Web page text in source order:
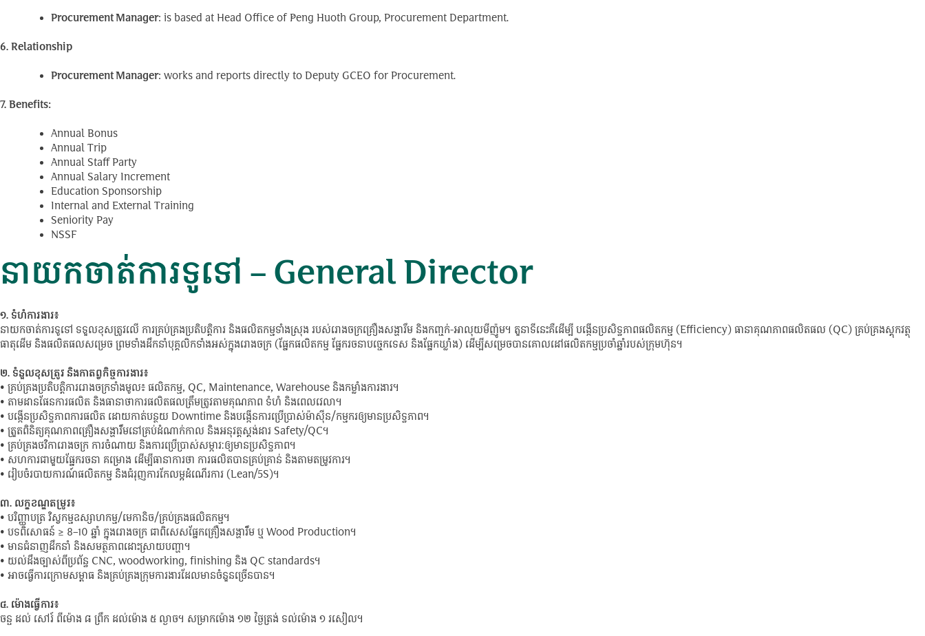
Procurement Manager: is based at Head Office of Peng Huoth Group, Procurement Department.
6. Relationship
Procurement Manager: works and reports directly to Deputy GCEO for Procurement.
7. Benefits:
Annual Bonus
Annual Trip
Annual Staff Party
Annual Salary Increment
Education Sponsorship
Internal and External Training
Seniority Pay
NSSF
នាយកចាត់ការទូទៅ – General Director
១. ទំហំការងារ៖
នាយកចាត់ការទូទៅ ទទួលខុសត្រូវលើ ការគ្រប់គ្រងប្រតិបត្តិការ និងផលិតកម្មទាំងស្រុង របស់រោងចក្រគ្រឿងសង្ហារឹម និងកញ្ចក់-អាលុយមីញ៉ូម។ តួនាទីនេះគឺដើម្បី បង្កើនប្រសិទ្ធភាពផលិតកម្ម (Efficiency) ធានាគុណភាពផលិតផល (QC) គ្រប់គ្រងស្តុកវត្ថុ
ធាតុដើម និងផលិតផលសម្រេច ព្រមទាំងដឹកនាំបុគ្គលិកទាំងអស់ក្នុងរោងចក្រ (ផ្នែកផលិតកម្ម ផ្នែករចនាបច្ចេកទេស និងផ្នែកឃ្លាំង) ដើម្បីសម្រេចបានគោលដៅផលិតកម្មប្រចាំឆ្នាំរបស់ក្រុមហ៊ុន។
២. ទំនួលខុសត្រូវ និងកាតព្វកិច្ចការងារ៖
• គ្រប់គ្រងប្រតិបត្តិការរោងចក្រទាំងមូល៖ ផលិតកម្ម, QC, Maintenance, Warehouse និងកម្លាំងការងារ។
• តាមដានផែនការផលិត និងធានាថាការផលិតផលត្រឹមត្រូវតាមគុណភាព ទំហំ និងពេលវេលា។
• បង្កើនប្រសិទ្ធភាពការផលិត ដោយកាត់បន្ថយ Downtime និងបង្កើនការប្រើប្រាស់ម៉ាស៊ីន/កម្មករឲ្យមានប្រសិទ្ធភាព។
• ត្រួតពិនិត្យគុណភាពគ្រឿងសង្ហារឹំមនៅគ្រប់ដំណាក់កាល និងអនុវត្តស្តង់ដារ Safety/QC។
• គ្រប់គ្រងថវិការោងចក្រ ការចំណាយ និងការប្រើប្រាស់សម្ភារៈឲ្យមានប្រសិទ្ធភាព។
• សហការជាមួយផ្នែករចនា គម្រោង ដើម្បីធានាការថា ការផលិតបានគ្រប់គ្រាន់ និងតាមតម្រូវការ។
• រៀបចំរបាយការណ៍ផលិតកម្ម និងជំរុញការកែលម្អដំណើរការ (Lean/5S)។
៣. លក្ខខណ្ឌតម្រូវ៖
• បរិញ្ញាបត្រ វិស្វកម្មឧស្សាហកម្ម/មេកានិច/គ្រប់គ្រងផលិតកម្ម។
• បទពិសោធន៍ ≥ 8–10 ឆ្នាំ ក្នុងរោងចក្រ ជាពិសេសផ្នែកគ្រឿងសង្ហារឹំម ឬ Wood Production។
• មានជំនាញដឹកនាំ និងសមត្ថភាពដោះស្រាយបញ្ហា។
• យល់ដឹងច្បាស់ពីប្រព័ន្ធ CNC, woodworking, finishing និង QC standards។
• អាចធ្វើការក្រោមសម្ពាធ និងគ្រប់គ្រងក្រុមការងារដែលមានចំនួនច្រើនបាន។
៤.​ ម៉ោងធ្វើការ៖
ចន្ទ ដល់ សៅរ៍ ពីម៉ោង ៨ ព្រឹក ដល់ម៉ោង ៥ ល្ងាច។ សម្រាកម៉ោង ១២ ថ្ងៃត្រង់ ទល់ម៉ោង ១ រសៀល។